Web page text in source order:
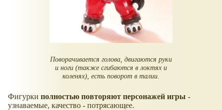
Поворачивается голова, двигаются руки
и ноги (также сгибаются в локтях и
коленях), есть поворот в талии.
Фигурки полностью повторяют персонажей игры -
узнаваемые, качество - потрясающее.